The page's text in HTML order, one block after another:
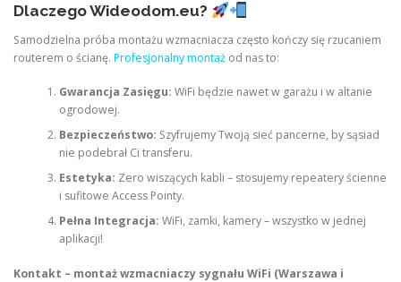
Dlaczego Wideodom.eu?
Samodzielna próba montażu wzmacniacza często kończy się rzucaniem
routerem o ścianę. Profesjonalny montaż od nas to:
Gwarancja Zasięgu: WiFi będzie nawet w garażu i w altanie
ogrodowej.
Bezpieczeństwo: Szyfrujemy Twoją sieć pancerne, by sąsiad
nie podebrał Ci transferu.
Estetyka: Zero wiszących kabli – stosujemy repeatery ścienne
i sufitowe Access Pointy.
Pełna Integracja: WiFi, zamki, kamery – wszystko w jednej
aplikacji!
Kontakt – montaż wzmacniaczy sygnału WiFi (Warszawa i